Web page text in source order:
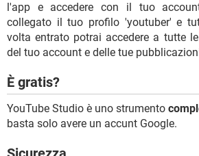
l'app e accedere con il tuo
collegato il tuo profilo 'youtuber' e
volta entrato potrai accedere a tutte
del tuo account e delle tue
È gratis?
YouTube Studio è uno strumento
basta solo avere un accunt Google.